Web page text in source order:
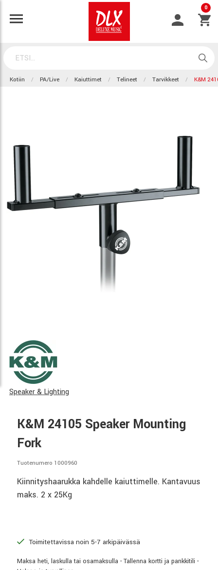
0
Kotiin PA/Live Kaiuttimet Telineet Tarvikkeet K&M
Speaker & Lighting
K&M 24105 Speaker Mounting
Fork
Tuotenumero 1000960
Kiinnityshaarukka kahdelle kaiuttimelle. Kantavuus
maks. 2 x 25Kg
Toimitettavissa noin 5-7 arkipäivässä
Maksa heti, laskulla tai osamaksulla - Tallenna kortti ja pankkitili -